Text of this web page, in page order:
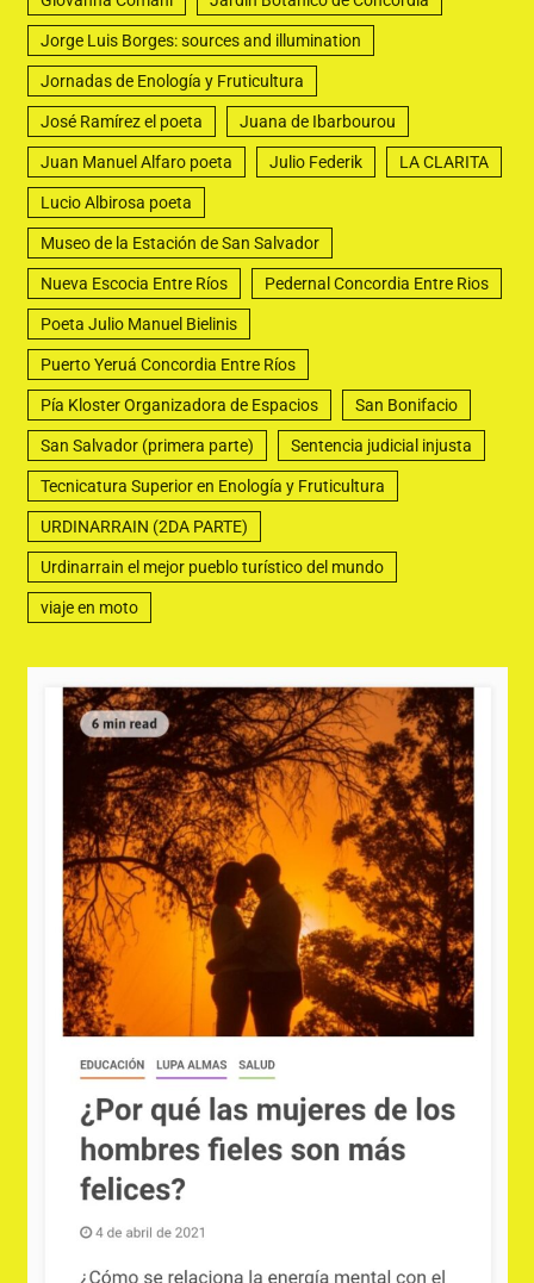
Jorge Luis Borges: sources and illumination
Jornadas de Enología y Fruticultura
José Ramírez el poeta Juana de Ibarbourou
Juan Manuel Alfaro poeta Julio Federik LA CLARITA
Lucio Albirosa poeta
Museo de la Estación de San Salvador
Nueva Escocia Entre Ríos Pedernal Concordia Entre Rios
Poeta Julio Manuel Bielinis
Puerto Yeruá Concordia Entre Ríos
Pía Kloster Organizadora de Espacios San Bonifacio
San Salvador (primera parte) Sentencia judicial injusta
Tecnicatura Superior en Enología y Fruticultura
URDINARRAIN (2DA PARTE)
Urdinarrain el mejor pueblo turístico del mundo
viaje en moto